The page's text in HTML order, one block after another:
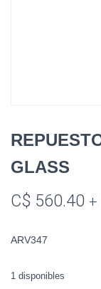
GLASS
C$ 560.40 +
ARV347
1 disponibles